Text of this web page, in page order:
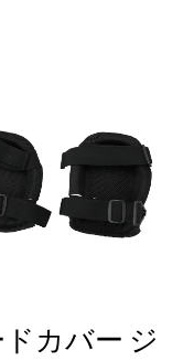
カバー ジ